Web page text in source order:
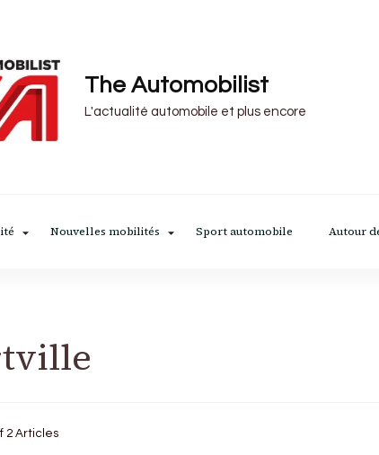
The Automobilist
L'actualité automobile et plus encore
Nouvelles mobilités Sport automobile Autour
2 Articles